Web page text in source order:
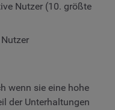
Nutzer (10. größte
wenn sie eine hohe
der Unterhaltungen